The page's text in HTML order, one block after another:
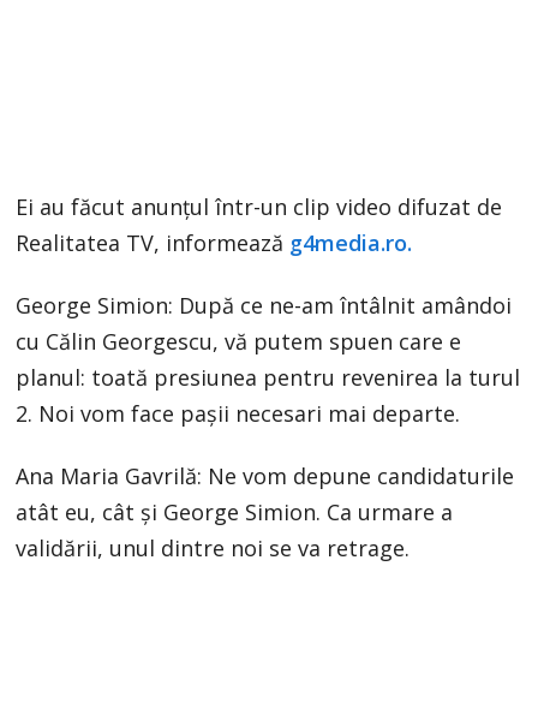
Ei au făcut anunțul într-un clip video difuzat de
Realitatea TV, informează g4media.ro.
George Simion: După ce ne-am întâlnit amândoi
cu Călin Georgescu, vă putem spuen care e
planul: toată presiunea pentru revenirea la turul
2. Noi vom face pașii necesari mai departe.
Ana Maria Gavrilă: Ne vom depune candidaturile
atât eu, cât și George Simion. Ca urmare a
validării, unul dintre noi se va retrage.